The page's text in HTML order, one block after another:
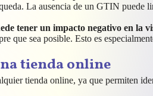
La ausencia de un GTIN puede
tener un impacto negativo en la
sea posible. Esto es
tienda online
tienda online, ya que permiten